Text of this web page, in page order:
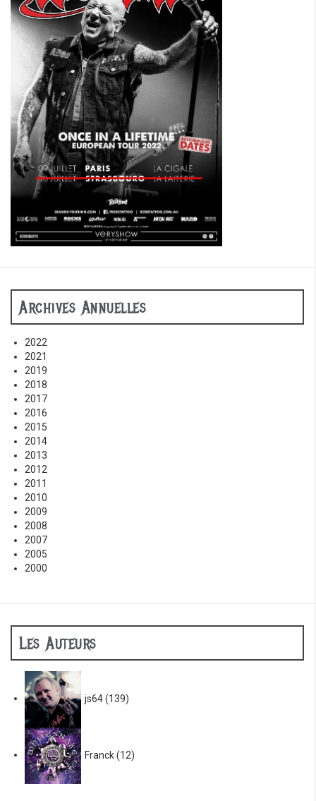
Archives Annuelles
2022
2021
2019
2018
2017
2016
2015
2014
2013
2012
2011
2010
2009
2008
2007
2005
2000
Les Auteurs
js64(139)
Franck(12)